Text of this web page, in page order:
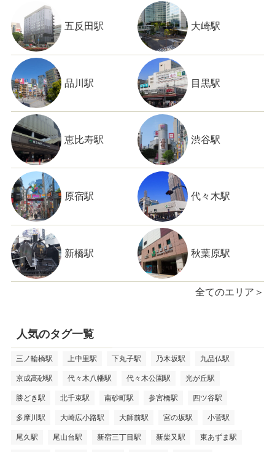
五反田駅 大崎駅
品川駅 目黒駅
恵比寿駅 渋谷駅
原宿駅 代々木駅
新橋駅 秋葉原駅
全てのエリア＞
人気のタグ一覧
三ノ輪橋駅 上中里駅 下丸子駅 乃木坂駅 九品仏駅
京成高砂駅 代々木八幡駅 代々木公園駅 光が丘駅
勝どき駅 北千束駅 南砂町駅 参宮橋駅 四ツ谷駅
多摩川駅 大崎広小路駅 大師前駅 宮の坂駅 小菅駅
尾久駅 尾山台駅 新宿三丁目駅 新柴又駅 東あずま駅